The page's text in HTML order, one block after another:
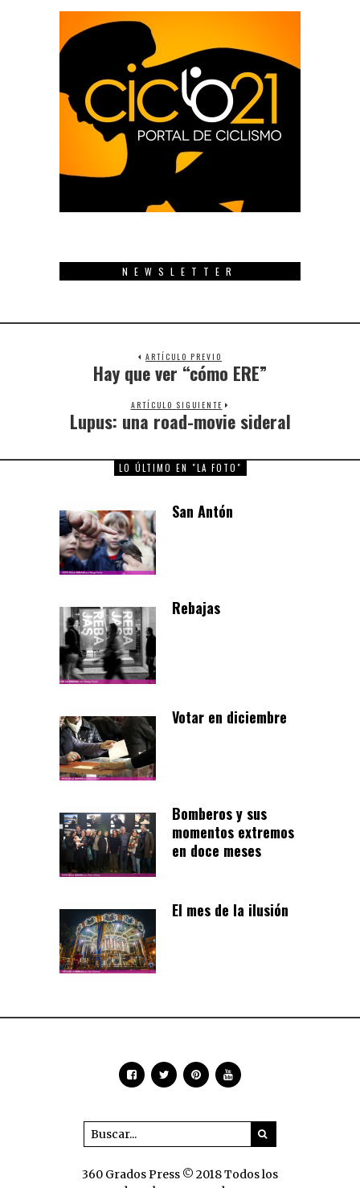
NEWSLETTER
ARTÍCULO PREVIO
Previous
Hay que ver “cómo ERE”
ARTÍCULO SIGUIENTE
Next
Lupus: una road-movie sideral
LO ÚLTIMO EN "LA FOTO"
San Antón
Rebajas
Votar en diciembre
Bomberos y sus
momentos extremos
en doce meses
El mes de la ilusión
360 Grados Press © 2018 Todos los